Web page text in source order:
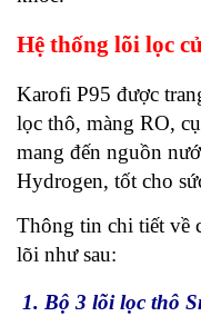
Hệ thống lõi lọc
Karofi P95 được
lọc thô, màng RO,
mang đến nguồn
Hydrogen, tốt cho
Thông tin chi tiết về
lõi như sau:
1. Bộ 3 lõi lọc thô